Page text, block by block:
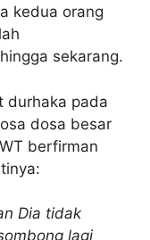
kedua orang
sekarang.
durhaka pada
dosa besar
berfirman
Dia tidak
lagi